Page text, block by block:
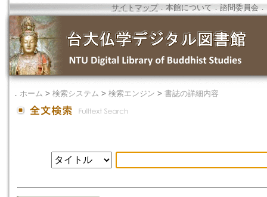
サイトマップ．本館について ． 諮問委員会 ．
． ホーム > 検索システム > 検索エンジン > 書誌の詳細内容